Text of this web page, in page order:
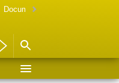
Documental Las chicas Gilmore